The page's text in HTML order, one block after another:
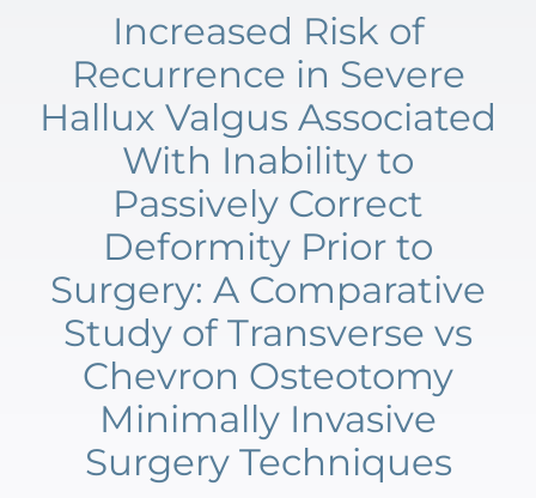
Increased Risk of
Recurrence in Severe
Hallux Valgus Associated
With Inability to
Passively Correct
Deformity Prior to
Surgery: A Comparative
Study of Transverse vs
Chevron Osteotomy
Minimally Invasive
Surgery Techniques